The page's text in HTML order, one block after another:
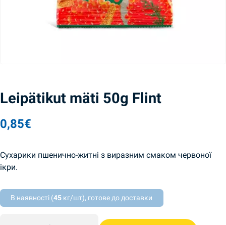
Leipätikut mäti 50g Flint
0,85€
Cухарики пшенично-житні з виразним смаком червоної
ікри.
В наявності (45 кг/шт), готове до доставки
Leipätikut mäti 50g Flint quantity